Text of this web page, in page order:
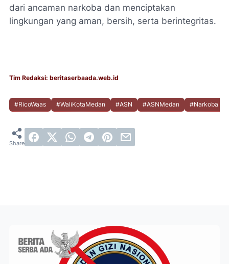
dari ancaman narkoba dan menciptakan
lingkungan yang aman, bersih, serta berintegritas.
Tim Redaksi: beritaserbaada.web.id
#RicoWaas #WaliKotaMedan #ASN #ASNMedan #Narkoba